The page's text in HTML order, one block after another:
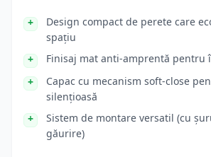
Design compact de perete care
spațiu
Finisaj mat anti-amprentă pentru
Capac cu mecanism soft-close
silențioasă
Sistem de montare versatil (cu
găurire)